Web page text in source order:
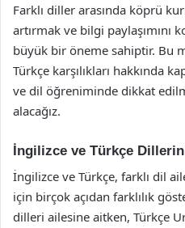
Farklı diller arasında köprü
artırmak ve bilgi paylaşımını
büyük bir öneme sahiptir. Bu
Türkçe karşılıkları hakkında
ve dil öğreniminde dikkat
alacağız.
İngilizce ve Türkçe
İngilizce ve Türkçe, farklı dil
için birçok açıdan farklılık
dilleri ailesine aitken, Türkçe